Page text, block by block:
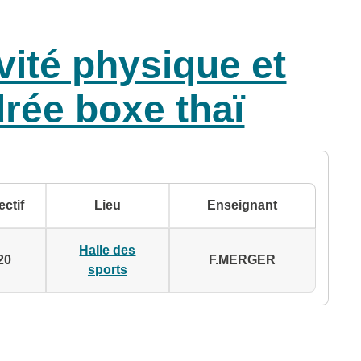
physique et
boxe thaï
Lieu Enseignant
Halle des
sports
F.MERGER